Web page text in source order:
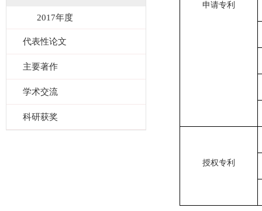
2017年度
代表性论文
主要著作
学术交流
科研获奖
申请专利
授权专利